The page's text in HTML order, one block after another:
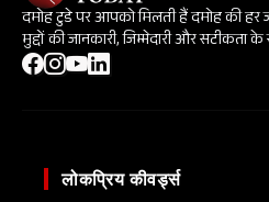
दमोह टुडे पर आपको मिलती हैं दमोह की
मुद्दों की जानकारी, जिम्मेदारी और सटीकता के
लोकप्रिय कीवर्ड्स